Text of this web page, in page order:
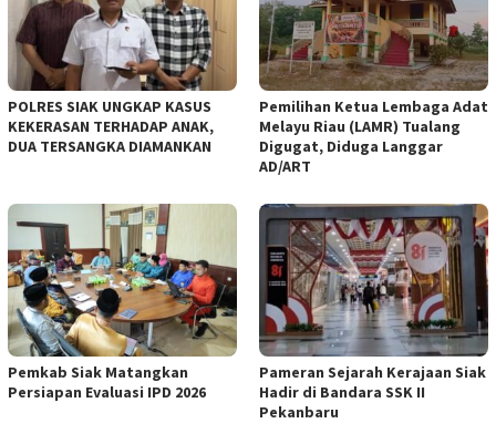
POLRES SIAK UNGKAP KASUS
KEKERASAN TERHADAP ANAK,
DUA TERSANGKA DIAMANKAN
Pemilihan Ketua Lembaga Adat
Melayu Riau (LAMR) Tualang
Digugat, Diduga Langgar
AD/ART
Pemkab Siak Matangkan
Persiapan Evaluasi IPD 2026
Pameran Sejarah Kerajaan Siak
Hadir di Bandara SSK II
Pekanbaru